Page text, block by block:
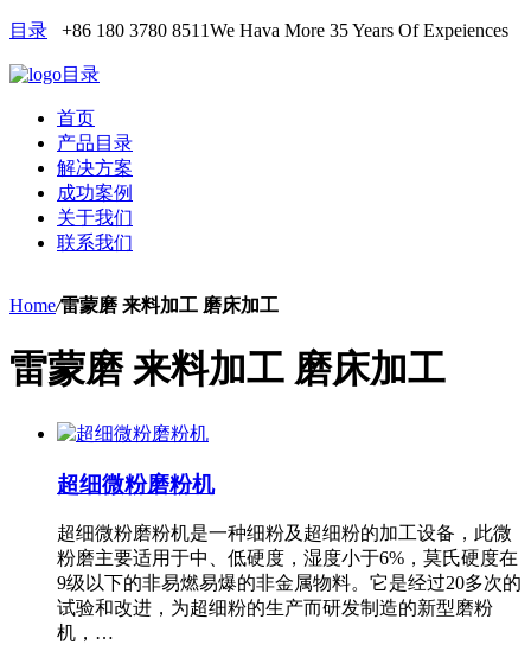
目录 +86 180 3780 8511We Hava More 35 Years Of Expeiences
目录
首页
产品目录
解决方案
成功案例
关于我们
联系我们
Home/雷蒙磨 来料加工 磨床加工
雷蒙磨 来料加工 磨床加工
超细微粉磨粉机
超细微粉磨粉机是一种细粉及超细粉的加工设备，此微
粉磨主要适用于中、低硬度，湿度小于6%，莫氏硬度在
9级以下的非易燃易爆的非金属物料。它是经过20多次的
试验和改进，为超细粉的生产而研发制造的新型磨粉
机，…